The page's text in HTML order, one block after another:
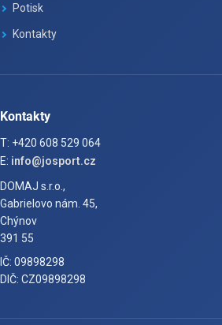
Potisk
Kontakty
Kontakty
T: +420 608 529 064
E: info@josport.cz
DOMAJ s.r.o.,
Gabrielovo nám. 45,
Chýnov
391 55
IČ: 09898298
DIČ: CZ09898298